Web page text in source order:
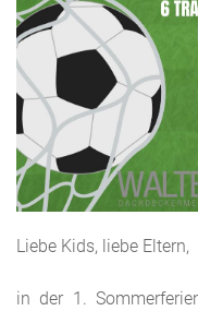
Liebe Kids, liebe Eltern,
in der 1.